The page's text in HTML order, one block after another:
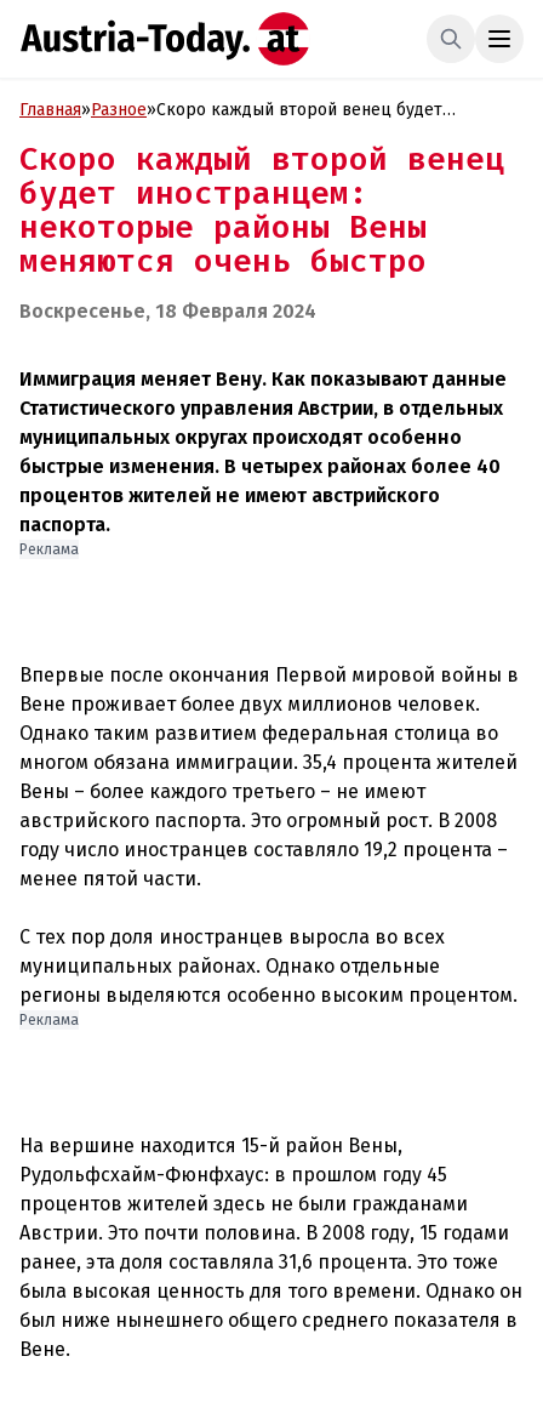
Главная»Разное»Скоро каждый второй венец будет
меняются очень быстро
Скоро каждый второй венец
будет иностранцем:
некоторые районы Вены
меняются очень быстро
Воскресенье, 18 Февраля 2024
Иммиграция меняет Вену. Как показывают данные
Статистического управления Австрии, в отдельных
муниципальных округах происходят особенно
быстрые изменения. В четырех районах более 40
процентов жителей не имеют австрийского
паспорта.
Реклама
Впервые после окончания Первой мировой войны в
Вене проживает более двух миллионов человек.
Однако таким развитием федеральная столица во
многом обязана иммиграции. 35,4 процента жителей
Вены – более каждого третьего – не имеют
австрийского паспорта. Это огромный рост. В 2008
году число иностранцев составляло 19,2 процента –
менее пятой части.
С тех пор доля иностранцев выросла во всех
муниципальных районах. Однако отдельные
Реклама
На вершине находится 15-й район Вены,
Рудольфсхайм-Фюнфхаус: в прошлом году 45
процентов жителей здесь не были гражданами
Австрии. Это почти половина. В 2008 году, 15 годами
ранее, эта доля составляла 31,6 процента. Это тоже
была высокая ценность для того времени. Однако он
был ниже нынешнего общего среднего показателя в
Вене.